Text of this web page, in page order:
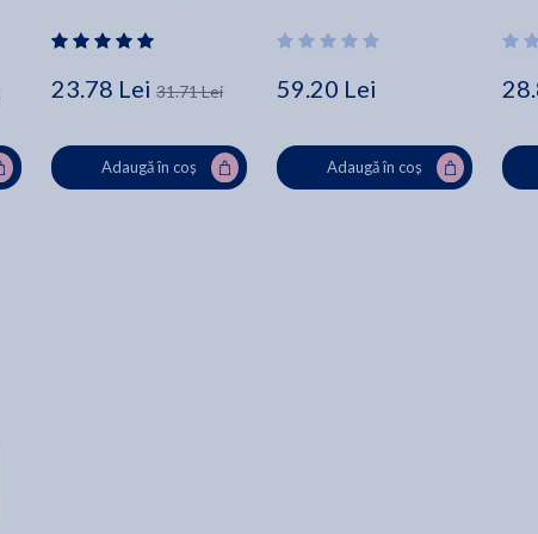
Ilustrații color.
23.78 Lei 31.71 Lei
Adaugă în coș
59.20 Lei
Adaugă în coș